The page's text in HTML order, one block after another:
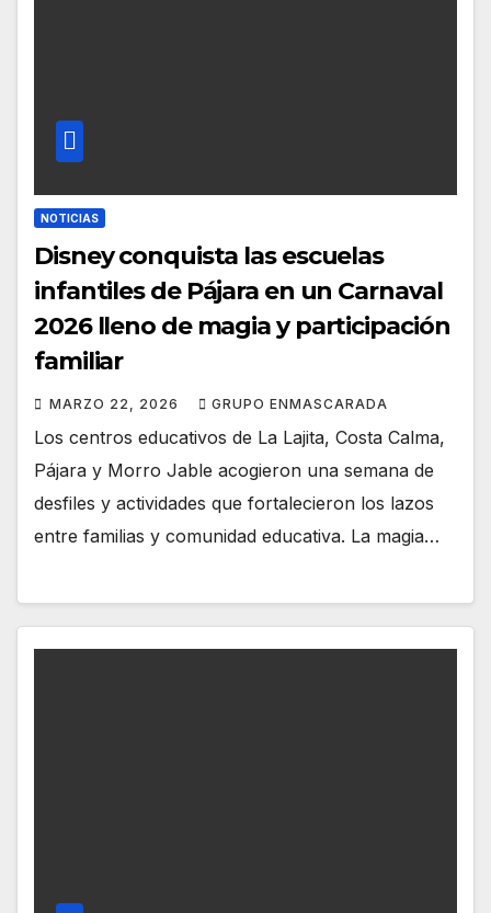
NOTICIAS
Disney conquista las escuelas
infantiles de Pájara en un Carnaval
2026 lleno de magia y participación
familiar
MARZO 22, 2026 GRUPO ENMASCARADA
Los centros educativos de La Lajita, Costa Calma,
Pájara y Morro Jable acogieron una semana de
desfiles y actividades que fortalecieron los lazos
entre familias y comunidad educativa. La magia…